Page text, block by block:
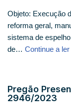
Objeto: Execução
reforma geral,
sistema de
de… Continue a ler
Pregão
2946/2023